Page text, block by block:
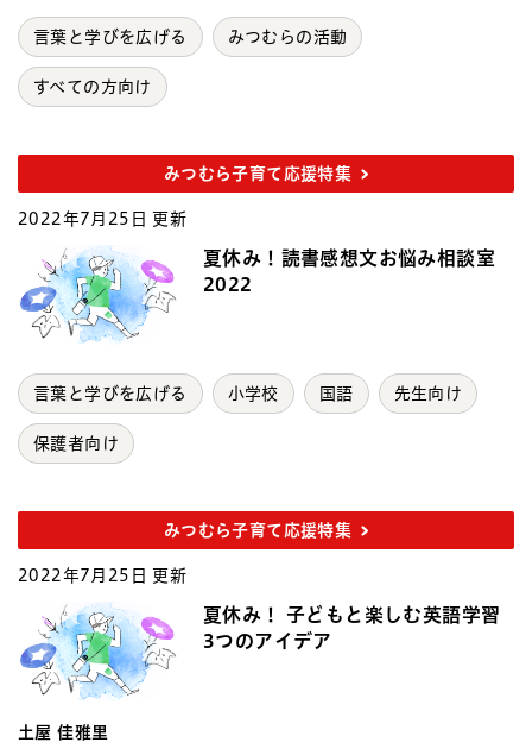
言葉と学びを広げる みつむらの活動
すべての方向け
みつむら子育て応援特集
2022年7月25日 更新
夏休み！読書感想文お悩み相談室
2022
言葉と学びを広げる 小学校 国語 先生向け
保護者向け
みつむら子育て応援特集
2022年7月25日 更新
夏休み！ 子どもと楽しむ英語学習
3つのアイデア
土屋 佳雅里